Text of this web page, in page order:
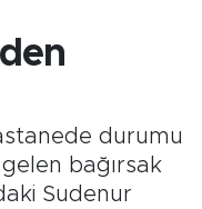
durumu
bağırsak
Sudenur